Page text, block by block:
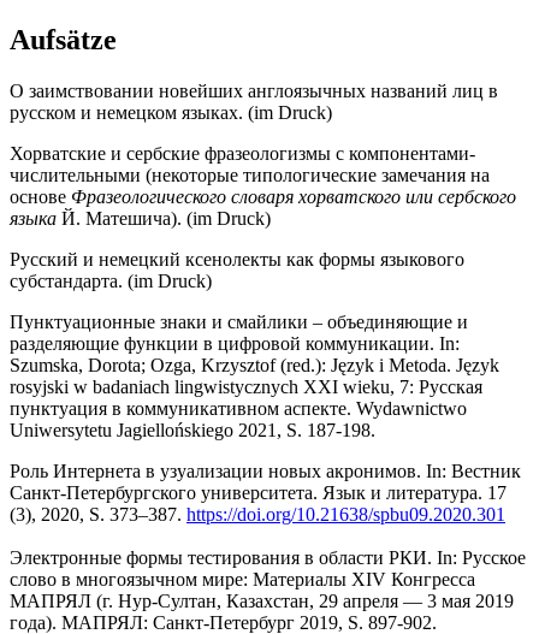
Aufsätze
О заимствовании новейших англоязычных названий лиц в
русском и немецком языках. (im Druck)
Хорватские и сербские фразеологизмы с компонентами-
числительными (некоторые типологические замечания на
основе Фразеологического словаря хорватского или сербского
языка Й. Матешича). (im Druck)
Русский и немецкий ксенолекты как формы языкового
субстандарта. (im Druck)
Пунктуационные знаки и смайлики – объединяющие и
разделяющие функции в цифровой коммуникации. In:
Szumska, Dorota; Ozga, Krzysztof (red.): Język i Metoda. Język
rosyjski w badaniach lingwistycznych XXI wieku, 7: Русская
пунктуация в коммуникативном аспекте. Wydawnictwo
Uniwersytetu Jagiellońskiego 2021, S. 187-198.
Роль Интернета в узуализации новых акронимов. In: Вестник
Санкт-Петербургского университета. Язык и литература. 17
(3), 2020, S. 373–387. https://doi.org/10.21638/spbu09.2020.301
Электронные формы тестирования в области РКИ. In: Русское
слово в многоязычном мире: Материалы XIV Конгресса
МАПРЯЛ (г. Нур-Султан, Казахстан, 29 апреля — 3 мая 2019
года). МАПРЯЛ: Санкт-Петербург 2019, S. 897-902.